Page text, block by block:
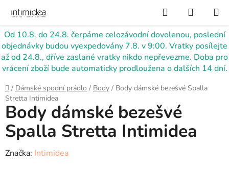
obsah
Od 10.8. do 24.8. čerpáme celozávodní dovolenou, poslední
objednávky budou vyexpedovány 7.8. v 9:00. Vratky posílejte
až od 24.8., dříve zaslané vratky nikdo nepřevezme. Doba pro
vrácení zboží bude automaticky prodloužena o dalších 14 dní.
Hledat
KOŠÍK
Domů
/ Dámské spodní prádlo / Body / Body dámské bezešvé Spalla
Stretta Intimidea
Body dámské bezešvé
Spalla Stretta Intimidea
Značka: Intimidea